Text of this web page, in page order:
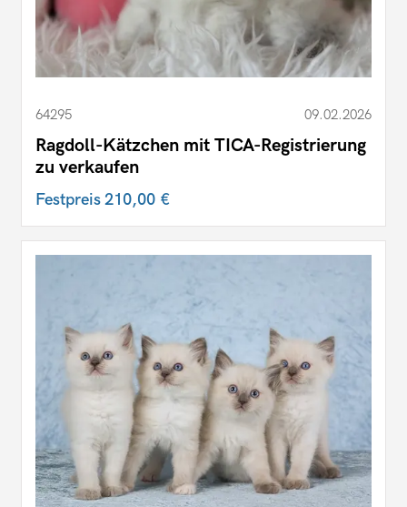
64295 09.02.2026
Ragdoll-Kätzchen mit TICA-Registrierung
zu verkaufen
Festpreis210,00 €